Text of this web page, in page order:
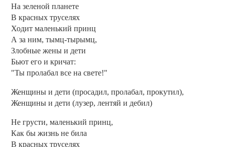
На зеленой планете
В красных труселях
Ходит маленький принц
А за ним, тымц-тырымц,
Злобные жены и дети
Бьют его и кричат:
"Ты пролабал все на свете!"
Женщины и дети (просадил, пролабал, прокутил),
Женщины и дети (лузер, лентяй и дебил)
Не грусти, маленький принц,
Как бы жизнь не била
В красных труселях